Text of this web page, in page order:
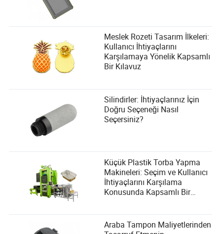
Meslek Rozeti Tasarım İlkeleri:
Kullanıcı İhtiyaçlarını
Karşılamaya Yönelik Kapsamlı
Bir Kılavuz
Silindirler: İhtiyaçlarınız İçin
Doğru Seçeneği Nasıl
Seçersiniz?
Küçük Plastik Torba Yapma
Makineleri: Seçim ve Kullanıcı
İhtiyaçlarını Karşılama
Konusunda Kapsamlı Bir
Araba Tampon Maliyetlerinden